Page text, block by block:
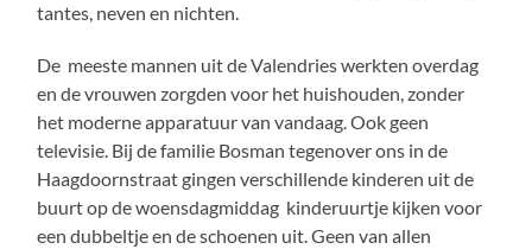
tantes, neven en nichten.
De meeste mannen uit de Valendries werkten overdag
en de vrouwen zorgden voor het huishouden, zonder
het moderne apparatuur van vandaag. Ook geen
televisie. Bij de familie Bosman tegenover ons in de
Haagdoornstraat gingen verschillende kinderen uit de
buurt op de woensdagmiddag kinderuurtje kijken voor
een dubbeltje en de schoenen uit. Geen van allen